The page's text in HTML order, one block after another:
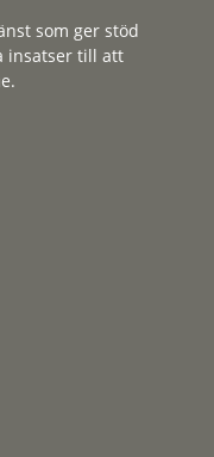
som ger stöd
insatser till att